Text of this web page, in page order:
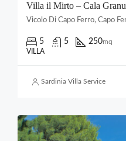
Villa il Mirto – Cala Granu
5 5 250mq
VILLA
Sardinia Villa Service